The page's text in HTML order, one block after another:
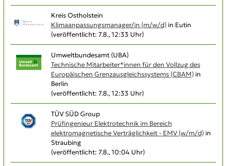
Kreis Ostholstein
Klimaanpassungsmanager/in (m/w/d)in Eutin
(veröffentlicht: 7.8., 12:33 Uhr)
Umweltbundesamt (UBA)
Technische Mitarbeiter*innen für den Vollzug des
Europäischen Grenzausgleichs­systems (CBAM)in
Berlin
(veröffentlicht: 7.8., 12:33 Uhr)
TÜV SÜD Group
Prüfingenieur Elektrotechnik im Bereich
elektromagnetische Verträglichkeit - EMV (w/m/d)in
Straubing
(veröffentlicht: 7.8., 10:04 Uhr)